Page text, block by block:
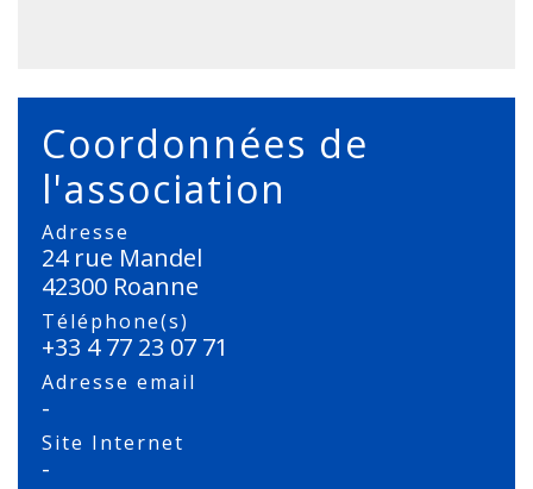
Coordonnées de
l'association
Adresse
24 rue Mandel
42300 Roanne
Téléphone(s)
+33 4 77 23 07 71
Adresse email
-
Site Internet
-